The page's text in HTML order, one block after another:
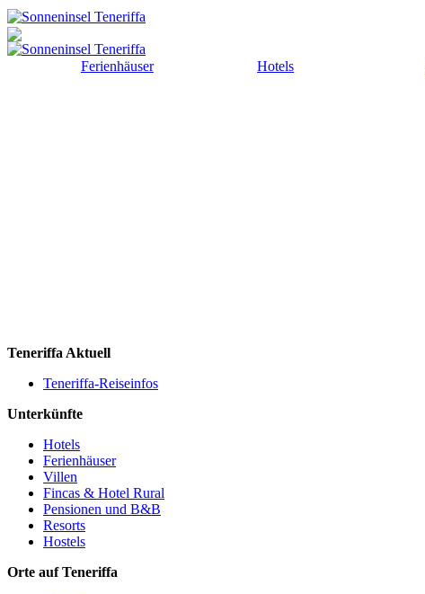
Ferienhäuser Hotels
Teneriffa Aktuell
Teneriffa-Reiseinfos
Unterkünfte
Hotels
Ferienhäuser
Villen
Fincas & Hotel Rural
Pensionen und B&B
Resorts
Hostels
Orte auf Teneriffa